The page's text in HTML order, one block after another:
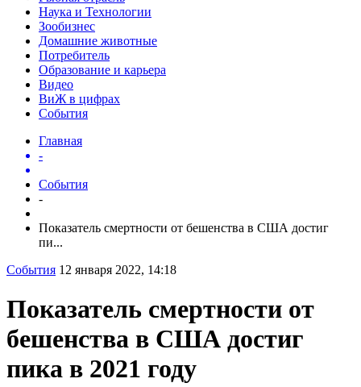
Наука и Технологии
Зообизнес
Домашние животные
Потребитель
Образование и карьера
Видео
ВиЖ в цифрах
События
Главная
-
События
-
Показатель смертности от бешенства в США достиг
пи...
События 12 января 2022, 14:18
Показатель смертности от
бешенства в США достиг
пика в 2021 году